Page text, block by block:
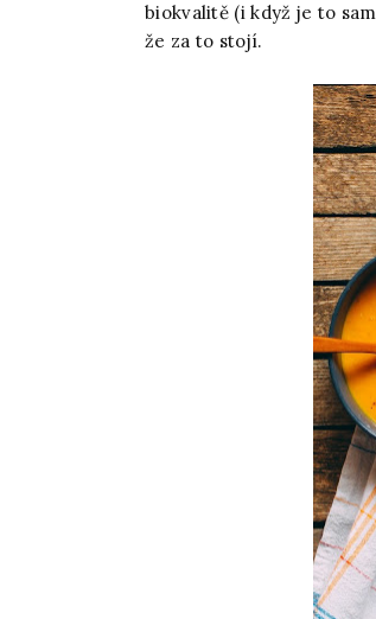
biokvalitě (i když je to
že za to stojí.